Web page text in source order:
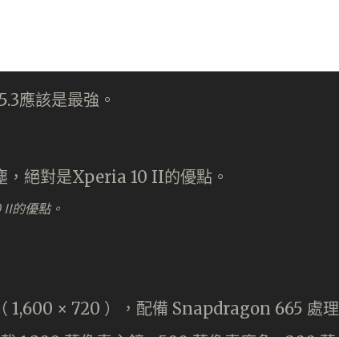
的優點。
1,600 × 720 ），配備 Snapdragon 665 處理